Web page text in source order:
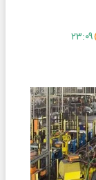
۲۳:۰۹